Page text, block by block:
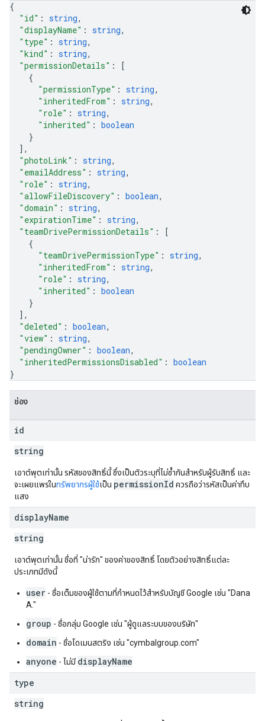
{
"id" : string,
"displayName" : string,
"type" : string,
"kind" : string,
"permissionDetails" :
[
{
"permissionType" : string,
"inheritedFrom" : string,
"role" : string,
"inherited" : boolean
}
] ,
"photoLink" : string,
"emailAddress" : string,
"role" : string,
"allowFileDiscovery" : boolean,
"domain" : string,
"expirationTime" : string,
"teamDrivePermissionDetails" :
[
{
"teamDrivePermissionType" : string,
"inheritedFrom" : string,
"role" : string,
"inherited" : boolean
}
] ,
"deleted" : boolean,
"view" : string,
"pendingOwner" : boolean,
"inheritedPermissionsDisabled" : boolean
}
ช่อง
id
string
เอาต์พุตเท่านั้น รหัสของสิทธิ์นี้ ซึ่งเป็นตัวระบุที่ไม่ซ้ำกันสำหรับผู้รับสิทธิ์ และ
จะเผยแพร่ในทรัพยากรผู้ใช้เป็น permissionId ควรถือว่ารหัสเป็นค่าทึบ
แสง
displayName
string
เอาต์พุตเท่านั้น ชื่อที่ "น่ารัก" ของค่าของสิทธิ์ โดยตัวอย่างสิทธิ์แต่ละ
ประเภทมีดังนี้
user - ชื่อเต็มของผู้ใช้ตามที่กำหนดไว้สำหรับบัญชี Google เช่น "Dana
A."
group - ชื่อกลุ่ม Google เช่น "ผู้ดูแลระบบของบริษัท"
domain - ชื่อโดเมนสตริง เช่น "cymbalgroup.com"
anyone - ไม่มี displayName
type
string